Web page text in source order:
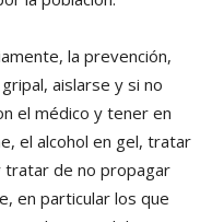
la prevención,
aislarse y si no
el médico y tener en
el alcohol en gel, tratar
de no propagar
en particular los que